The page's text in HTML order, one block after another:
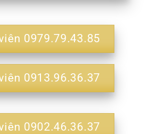
0979.79.43.85
0913.96.36.37
0902.46.36.37